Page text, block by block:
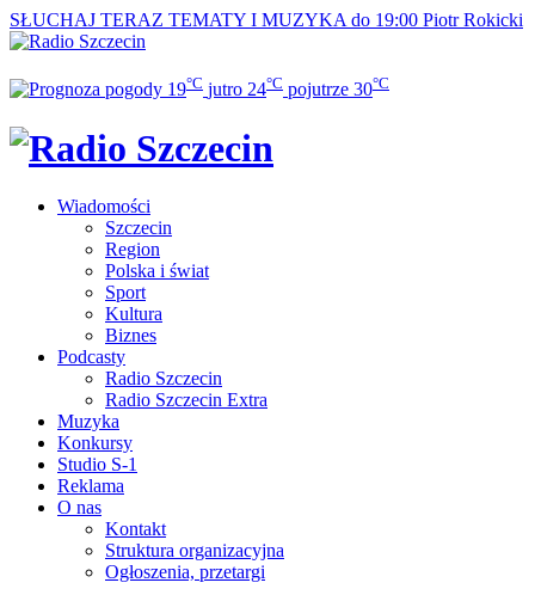
SŁUCHAJ TERAZ TEMATY I MUZYKA do 19:00 Piotr Rokicki
19°C jutro 24°C pojutrze 30°C
Wiadomości
Szczecin
Region
Polska i świat
Sport
Kultura
Biznes
Podcasty
Radio Szczecin
Radio Szczecin Extra
Muzyka
Konkursy
Studio S-1
Reklama
O nas
Kontakt
Struktura organizacyjna
Ogłoszenia, przetargi